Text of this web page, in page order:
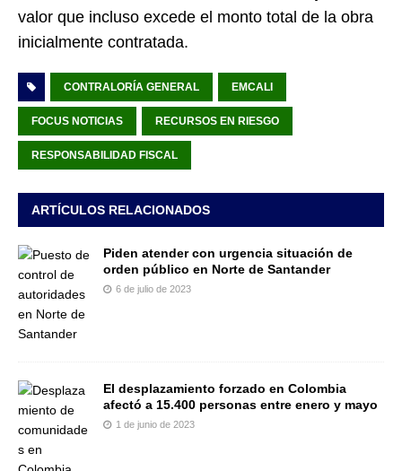
valor que incluso excede el monto total de la obra
inicialmente contratada.
CONTRALORÍA GENERAL EMCALI
FOCUS NOTICIAS RECURSOS EN RIESGO
RESPONSABILIDAD FISCAL
ARTÍCULOS RELACIONADOS
Piden atender con urgencia situación de
orden público en Norte de Santander
6 de julio de 2023
El desplazamiento forzado en Colombia
afectó a 15.400 personas entre enero y mayo
1 de junio de 2023